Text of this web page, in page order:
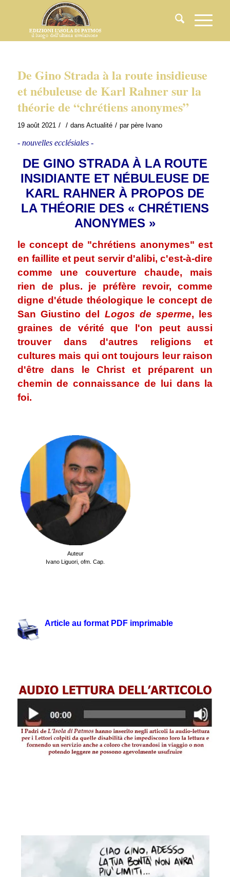
De Gino Strada à la route insidieuse
et nébuleuse de Karl Rahner sur la
théorie de “chrétiens anonymes”
19 août 2021 / / dans Actualité / par père Ivano
- nouvelles ecclésiales -
DE GINO STRADA À LA ROUTE
INSIDIANTE ET NÉBULEUSE DE
KARL RAHNER À PROPOS DE
LA THÉORIE DES « CHRÉTIENS
ANONYMES »
le concept de "chrétiens anonymes" est
en faillite et peut servir d'alibi, c'est-à-dire
comme une couverture chaude, mais
rien de plus. je préfère revoir, comme
digne d'étude théologique le concept de
San Giustino del Logos de sperme, les
graines de vérité que l'on peut aussi
trouver dans d'autres religions et
cultures mais qui ont toujours leur raison
d'être dans le Christ et préparent un
chemin de connaissance de lui dans la
foi.
Auteur
Ivano Liguori,ofm. Cap.
Article au format PDF imprimable